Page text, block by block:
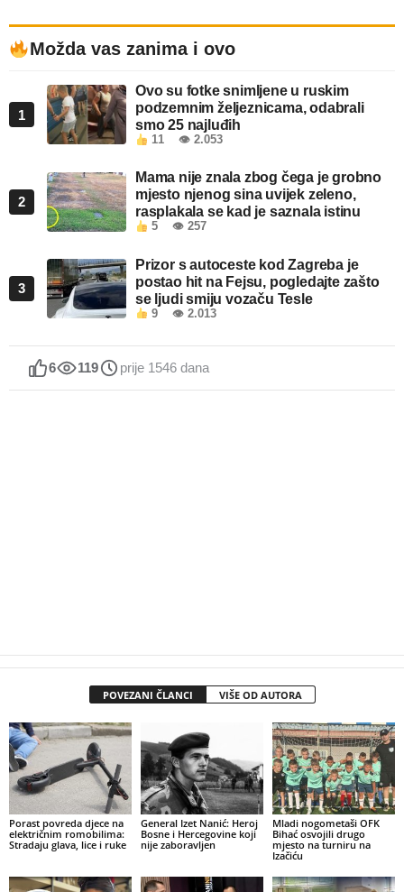
Možda vas zanima i ovo
1
Ovo su fotke snimljene u ruskim
podzemnim željeznicama, odabrali
smo 25 najluđih
11 👁 2.053
2
Mama nije znala zbog čega je grobno
mjesto njenog sina uvijek zeleno,
rasplakala se kad je saznala istinu
5 👁 257
3
Prizor s autoceste kod Zagreba je
postao hit na Fejsu, pogledajte zašto
se ljudi smiju vozaču Tesle
9 👁 2.013
6 119 prije 1546 dana
POVEZANI ČLANCI VIŠE OD AUTORA
Porast povreda djece na
električnim romobilima:
Stradaju glava, lice i ruke
General Izet Nanić: Heroj
Bosne i Hercegovine koji
nije zaboravljen
Mladi nogometaši OFK
Bihać osvojili drugo
mjesto na turniru na
Izačiću